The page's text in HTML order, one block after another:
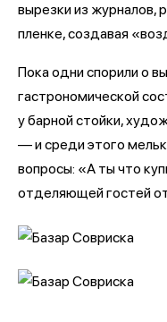
вырезки из журналов,
пленке, создавая
Пока одни спорили о
гастрономической
у барной стойки,
— и среди этого
вопросы: «А ты что
отделяющей гостей